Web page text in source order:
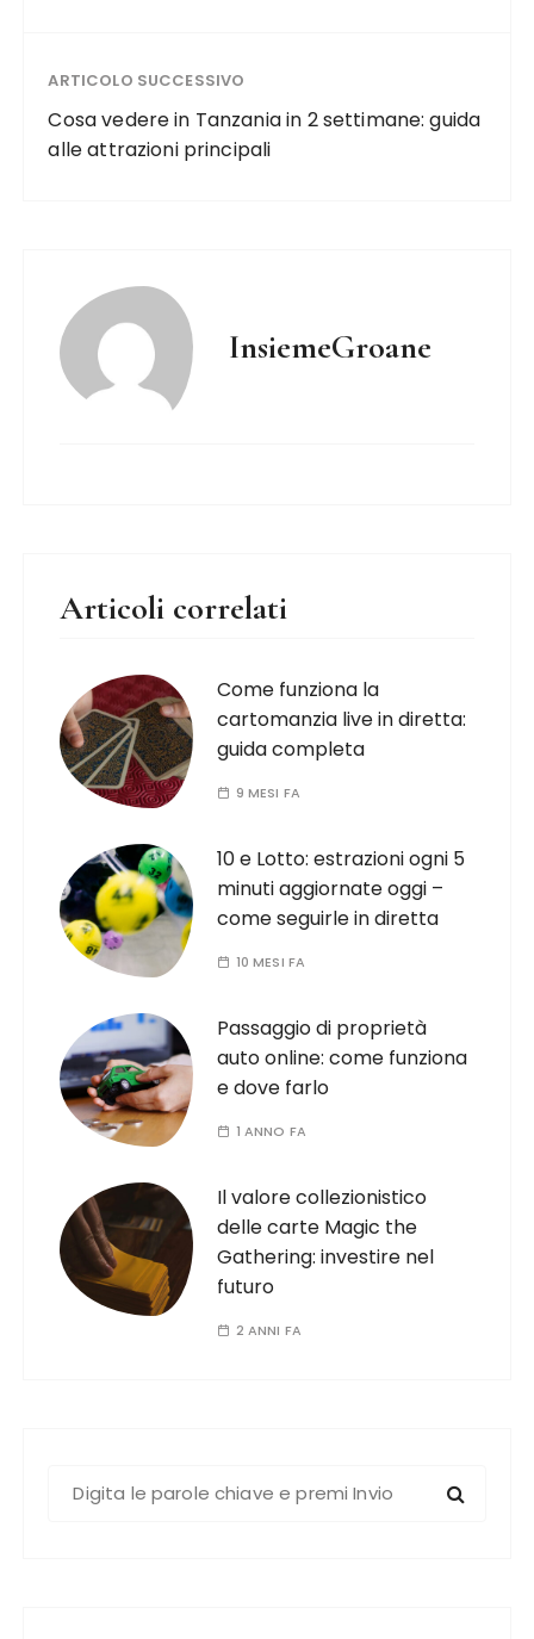
ARTICOLO SUCCESSIVO
Cosa vedere in Tanzania in 2 settimane: guida
alle attrazioni principali
InsiemeGroane
Articoli correlati
Come funziona la
cartomanzia live in diretta:
guida completa
9 MESI FA
10 e Lotto: estrazioni ogni 5
minuti aggiornate oggi –
come seguirle in diretta
10 MESI FA
Passaggio di proprietà
auto online: come funziona
e dove farlo
1 ANNO FA
Il valore collezionistico
delle carte Magic the
Gathering: investire nel
futuro
2 ANNI FA